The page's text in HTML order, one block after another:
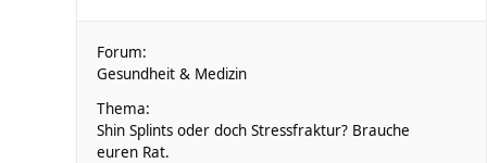
Forum:
Gesundheit & Medizin
Thema:
Shin Splints oder doch Stressfraktur? Brauche
euren Rat.